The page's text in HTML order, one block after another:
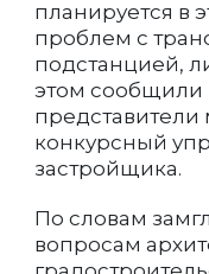
планируется в
проблем с
подстанцией,
этом сообщили
конкурсный
застройщика.
По словам
вопросам